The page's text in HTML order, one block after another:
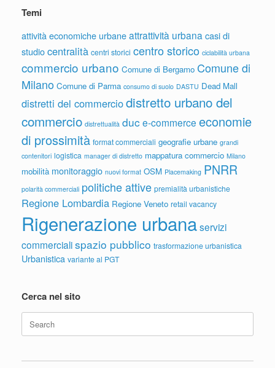
Temi
attività economiche urbaneattrattività urbanacasi di
studiocentralità centri storici centro storico ciclabilità urbana
commercio urbano Comune di Bergamo Comune di
Milano Comune di Parma consumo di suolo DASTU Dead Mall
distretti del commerciodistretto urbano del
commercio distrettualità duc e-commerce economie
di prossimità format commerciali geografie urbane grandi
contenitori logistica manager di distretto mappatura commercio Milano
mobilità monitoraggio nuovi format OSM Placemaking PNRR
polarità commerciali politiche attive premialità urbanistiche
Regione Lombardia Regione Veneto retail vacancy
Rigenerazione urbanaservizi
commercialispazio pubblico trasformazione urbanistica
Urbanistica variante al PGT
Cerca nel sito
for: